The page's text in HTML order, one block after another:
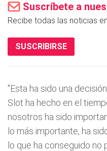
Suscríbete a
Recibe todas las noticias
SUSCRIBIRSE
"Esta ha sido una
Slot ha hecho en el
nosotros ha sido
lo más importante, ha
lo que ha conseguido no